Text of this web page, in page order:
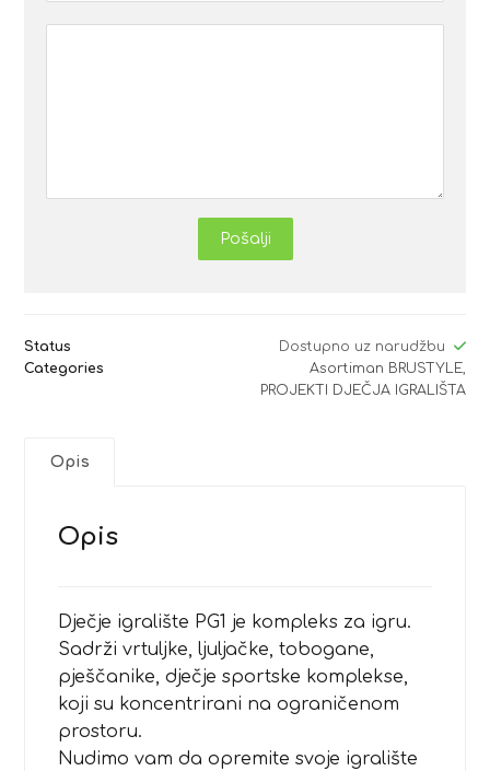
Pošalji
Status
Dostupno uz narudžbu
Categories
Asortiman BRUSTYLE,
PROJEKTI DJEČJA IGRALIŠTA
Opis
Opis
Dječje igralište PG1 je kompleks za igru.
Sadrži vrtuljke, ljuljačke, tobogane,
pješčanike, dječje sportske komplekse,
koji su koncentrirani na ograničenom
prostoru.
Nudimo vam da opremite svoje igralište